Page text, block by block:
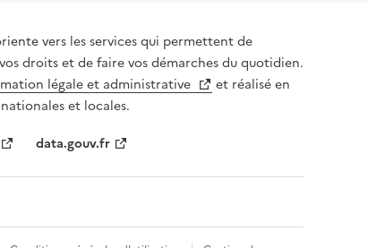
vers les services qui permettent de
droits et de faire vos démarches du quotidien.
légale et administrative
et réalisé en
et locales.
data.gouv.fr